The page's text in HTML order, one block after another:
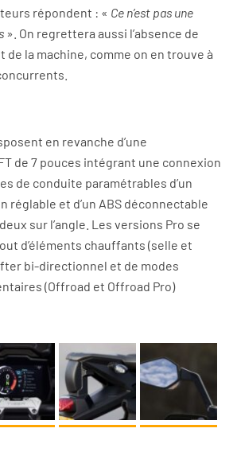
répondent : « Ce n’est pas une
». On regrettera aussi l’absence de
de la machine, comme on en trouve à
en revanche d’une
de 7 pouces intégrant une connexion
de conduite paramétrables d’un
réglable et d’un ABS déconnectable
sur l’angle. Les versions Pro se
d’éléments chauffants (selle et
bi-directionnel et de modes
(Offroad et Offroad Pro)